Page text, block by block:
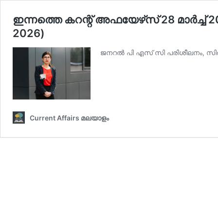
ഇന്നത്തെ കറന്റ് അഫയേഴ്‌സ് 28 മാര്‍ച്ച്‌
2026)
ജനറല്‍ പി എസ് സി പരിശീലനം,
Current Affairs മലയാളം